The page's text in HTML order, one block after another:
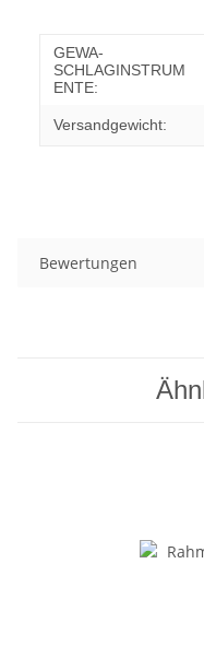
GEWA-
SCHLAGINSTRUM
ENTE:
Versandgewicht:
Bewertungen